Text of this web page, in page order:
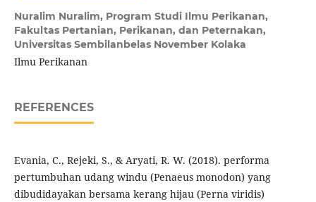
Nuralim Nuralim, Program Studi Ilmu Perikanan,
Fakultas Pertanian, Perikanan, dan Peternakan,
Universitas Sembilanbelas November Kolaka
Ilmu Perikanan
REFERENCES
Evania, C., Rejeki, S., & Aryati, R. W. (2018). performa
pertumbuhan udang windu (Penaeus monodon) yang
dibudidayakan bersama kerang hijau (Perna viridis)